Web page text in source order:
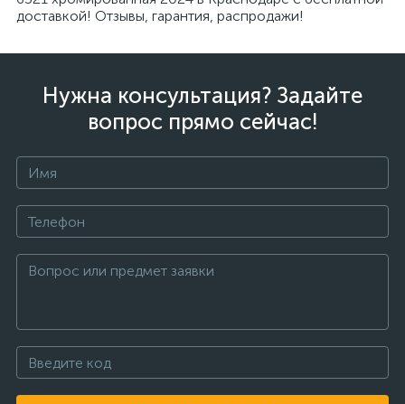
доставкой! Отзывы, гарантия, распродажи!
Нужна консультация? Задайте
вопрос прямо сейчас!